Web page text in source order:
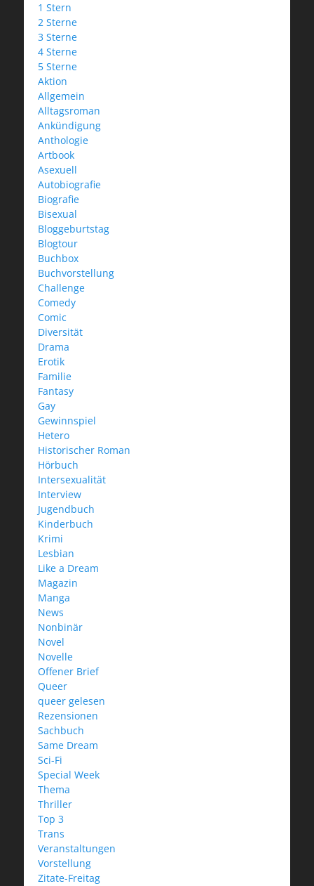
1 Stern
2 Sterne
3 Sterne
4 Sterne
5 Sterne
Aktion
Allgemein
Alltagsroman
Ankündigung
Anthologie
Artbook
Asexuell
Autobiografie
Biografie
Bisexual
Bloggeburtstag
Blogtour
Buchbox
Buchvorstellung
Challenge
Comedy
Comic
Diversität
Drama
Erotik
Familie
Fantasy
Gay
Gewinnspiel
Hetero
Historischer Roman
Hörbuch
Intersexualität
Interview
Jugendbuch
Kinderbuch
Krimi
Lesbian
Like a Dream
Magazin
Manga
News
Nonbinär
Novel
Novelle
Offener Brief
Queer
queer gelesen
Rezensionen
Sachbuch
Same Dream
Sci-Fi
Special Week
Thema
Thriller
Top 3
Trans
Veranstaltungen
Vorstellung
Zitate-Freitag